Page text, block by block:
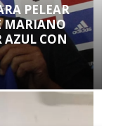
PELEAR
MARIANO
AZUL CON